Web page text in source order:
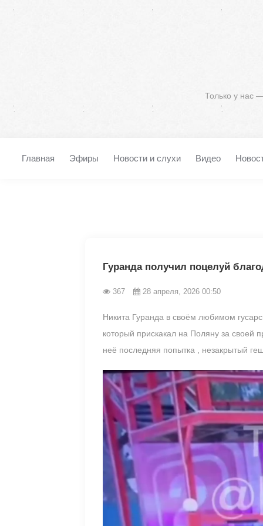
Только у нас
Главная Эфиры Новости и слухи Видео
Гуранда получил поцелуй
367 28 апреля, 2026 00:50
Никита Гуранда в своём любимом
который прискакал на Поляну за своей
неё последняя попытка , незакрытый